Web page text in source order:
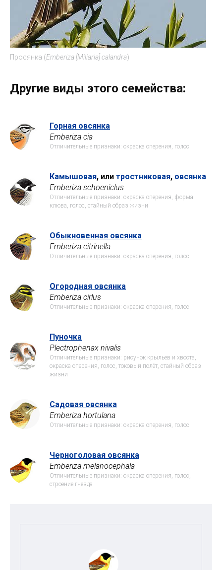
Просянка (Emberiza [Miliaria] calandra)
Другие виды этого семейства:
Горная овсянка
Emberiza cia
Отличительные признаки: окраска оперения, голос
Камышовая, или тростниковая, овсянка
Emberiza schoeniclus
Отличительные признаки: окраска оперения, форма
клюва, голос, стайный образ жизни
Обыкновенная овсянка
Emberiza citrinella
Отличительные признаки: окраска оперения, голос
Огородная овсянка
Emberiza cirlus
Отличительные признаки: окраска оперения, голос
Пуночка
Plectrophenax nivalis
Отличительные признаки: рисунок крыльев и хвоста,
окраска оперения, голос, токовый полёт, стайный образ
жизни
Садовая овсянка
Emberiza hortulana
Отличительные признаки: окраска оперения, голос
Черноголовая овсянка
Emberiza melanocephala
Отличительные признаки: окраска оперения, голос,
строение гнезда